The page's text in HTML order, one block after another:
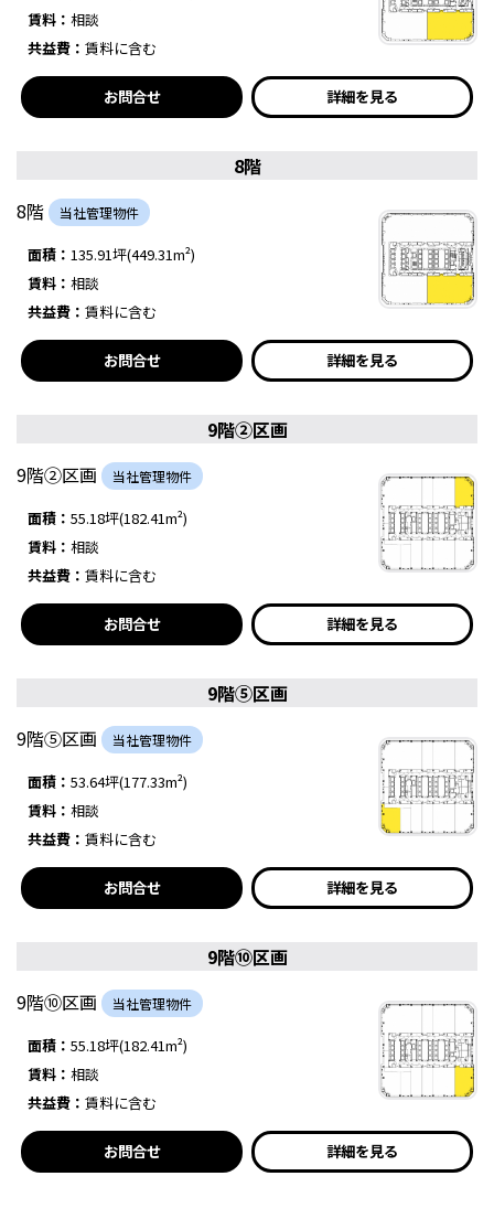
賃料： 相談
共益費： 賃料に含む
お問合せ 詳細を見る
8階
8階
当社管理物件
面積： 135.91坪(449.31m²)
賃料： 相談
共益費： 賃料に含む
お問合せ 詳細を見る
9階②区画
9階②区画
当社管理物件
面積： 55.18坪(182.41m²)
賃料： 相談
共益費： 賃料に含む
お問合せ 詳細を見る
9階⑤区画
9階⑤区画
当社管理物件
面積： 53.64坪(177.33m²)
賃料： 相談
共益費： 賃料に含む
お問合せ 詳細を見る
9階⑩区画
9階⑩区画
当社管理物件
面積： 55.18坪(182.41m²)
賃料： 相談
共益費： 賃料に含む
お問合せ 詳細を見る